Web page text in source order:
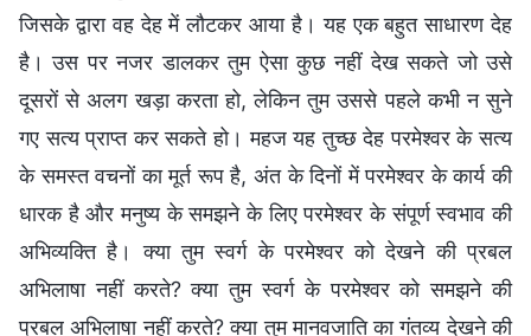
जिसके द्वारा वह देह में लौटकर आया है। यह एक बहुत साधारण देह
है। उस पर नजर डालकर तुम ऐसा कुछ नहीं देख सकते जो उसे
दूसरों से अलग खड़ा करता हो, लेकिन तुम उससे पहले कभी न सुने
गए सत्य प्राप्त कर सकते हो। महज यह तुच्छ देह परमेश्वर के सत्य
के समस्त वचनों का मूर्त रूप है, अंत के दिनों में परमेश्वर के कार्य की
धारक है और मनुष्य के समझने के लिए परमेश्वर के संपूर्ण स्वभाव की
अभिव्यक्ति है। क्या तुम स्वर्ग के परमेश्वर को देखने की प्रबल
अभिलाषा नहीं करते? क्या तुम स्वर्ग के परमेश्वर को समझने की
प्रबल अभिलाषा नहीं करते? क्या तुम मानवजाति का गंतव्य देखने की